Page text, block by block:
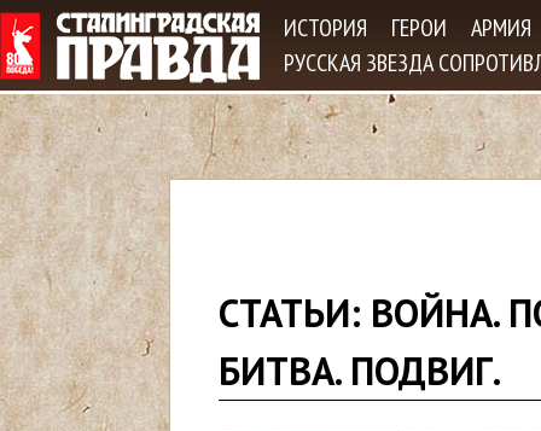
ИСТОРИЯ ГЕРОИ
АРМИЯ
РУССКАЯ ЗВЕЗДА
з
СТАТЬИ: ВОЙНА.
БИТВА. ПОДВИГ.